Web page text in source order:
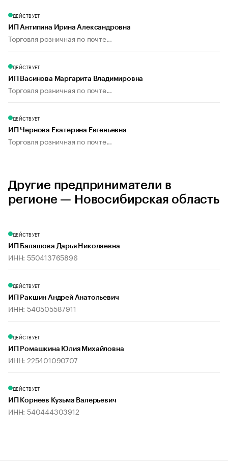
ДЕЙСТВУЕТ
ИП Антипина Ирина Александровна
Торговля розничная по почте...
ДЕЙСТВУЕТ
ИП Васинова Маргарита Владимировна
Торговля розничная по почте...
ДЕЙСТВУЕТ
ИП Чернова Екатерина Евгеньевна
Торговля розничная по почте...
Другие предприниматели в
регионе — Новосибирская область
ДЕЙСТВУЕТ
ИП Балашова Дарья Николаевна
ИНН: 550413765896
ДЕЙСТВУЕТ
ИП Ракшин Андрей Анатольевич
ИНН: 540505587911
ДЕЙСТВУЕТ
ИП Ромашкина Юлия Михайловна
ИНН: 225401090707
ДЕЙСТВУЕТ
ИП Корнеев Кузьма Валерьевич
ИНН: 540444303912